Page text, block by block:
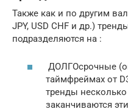
Также как и по другим
JPY, USD CHF и др.)
подразделяются на :
ДОЛГОсрочные
таймфреймах от
тренды
заканчиваются